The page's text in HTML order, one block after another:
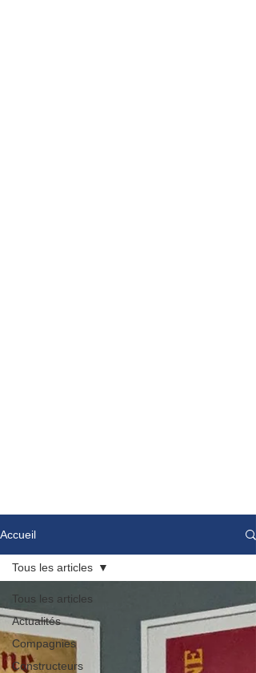
Accueil
Tous les articles
Actualités
Compagnies
Constructeurs
Tous les articles